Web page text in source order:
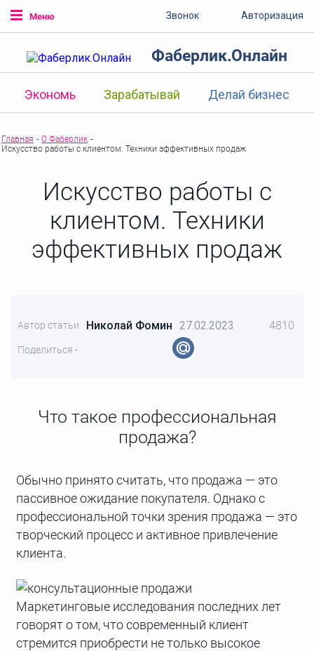
Меню Звонок Авторизация
Фаберлик.Онлайн
Экономь Зарабатывай Делай бизнес
Главная - О Фаберлик -
Искусство работы с клиентом. Техники эффективных продаж
Искусство работы с
клиентом. Техники
эффективных продаж
Автор статьи Николай Фомин 27.02.2023 4810
Поделиться -
Что такое профессиональная
продажа?
Обычно принято считать, что продажа — это
пассивное ожидание покупателя. Однако с
профессиональной точки зрения продажа — это
творческий процесс и активное привлечение
клиента.
Маркетинговые исследования последних лет
говорят о том, что современный клиент
стремится приобрести не только высокое